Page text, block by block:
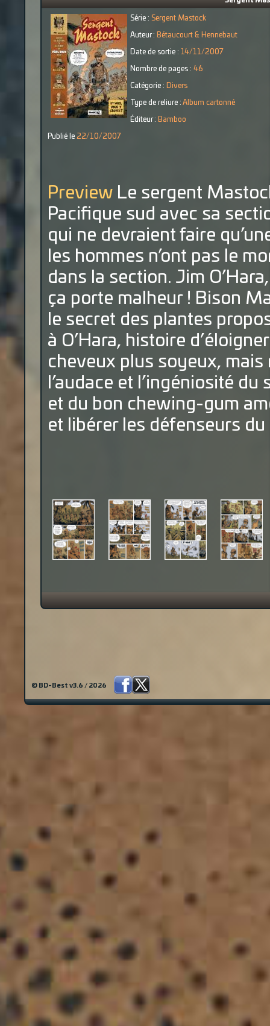
Série : Sergent Mastock
Auteur : Bétaucourt & Hennebaut
Date de sortie : 14/11/2007
Nombre de pages : 46
Catégorie : Divers
Type de reliure : Album cartonné
Éditeur : Bamboo
Publié le 22/10/2007
Preview Le sergent
Pacifique sud avec sa
qui ne devraient faire
les hommes n’ont pas le
dans la section. Jim
ça porte malheur ! Bison
le secret des plantes
à O’Hara, histoire
cheveux plus soyeux, mais
l’audace et l’ingéniosité
et du bon chewing-gum
et libérer les défenseurs
© BD-Best v3.6 / 2026